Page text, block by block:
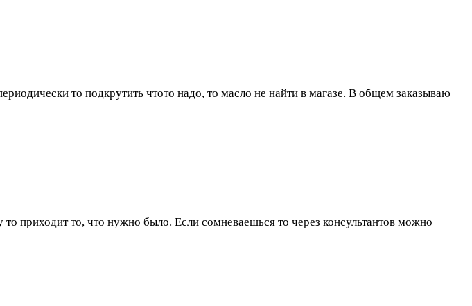
то подкрутить чтото надо, то масло не найти в магазе. В общем заказываю
приходит то, что нужно было. Если сомневаешься то через консультантов можно